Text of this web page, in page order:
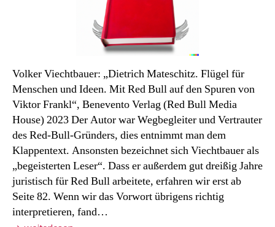
Volker Viechtbauer: „Dietrich Mateschitz. Flügel für
Menschen und Ideen. Mit Red Bull auf den Spuren von
Viktor Frankl“, Benevento Verlag (Red Bull Media
House) 2023 Der Autor war Wegbegleiter und Vertrauter
des Red-Bull-Gründers, dies entnimmt man dem
Klappentext. Ansonsten bezeichnet sich Viechtbauer als
„begeisterten Leser“. Dass er außerdem gut dreißig Jahre
juristisch für Red Bull arbeitete, erfahren wir erst ab
Seite 82. Wenn wir das Vorwort übrigens richtig
interpretieren, fand…